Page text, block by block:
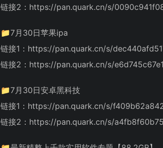
链接2：https://pan.quark.cn/s/
📁7月30日苹果ipa
链接1：https://pan.quark.cn/s/
链接2：https://pan.quark.cn/s/
📁7月30日安卓黑科技
链接1：https://pan.quark.cn/s/
链接2：https://pan.quark.cn/s/